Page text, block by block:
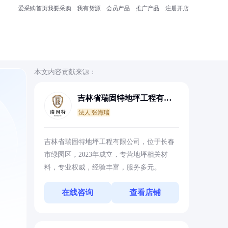
爱采购首页我要采购 我有货源 会员产品 推广产品 注册开店
本文内容贡献来源：
吉林省瑞固特地坪工程有限
法人:张海瑞
吉林省瑞固特地坪工程有限公司，位于长春
市绿园区，2023年成立，专营地坪相关材
料，专业权威，经验丰富，服务多元。
在线咨询 查看店铺